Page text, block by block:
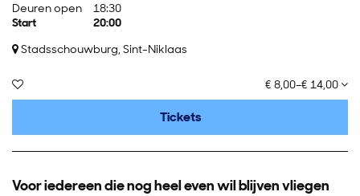
Deuren open
18:30
Start
20:00
Stadsschouwburg, Sint-Niklaas
€ 8,00–€ 14,00
Tickets
Voor iedereen die nog heel even wil blijven vliegen